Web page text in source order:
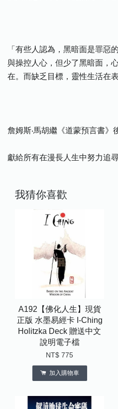
「有些人認為，黑暗面是罪惡
與操控人心，但少了黑暗面，
在。而缺乏目標，靈性生活在
詹姆斯‧馬胡繼《道蒙預言書》
獻給所有在漫長人生中努力追
我猜你喜歡
A192【佛化人生】現貨
正版 水墨易經卡 I-Ching
Holitzka Deck 贈送中文
說明電子檔
NT$ 775
加入購物車